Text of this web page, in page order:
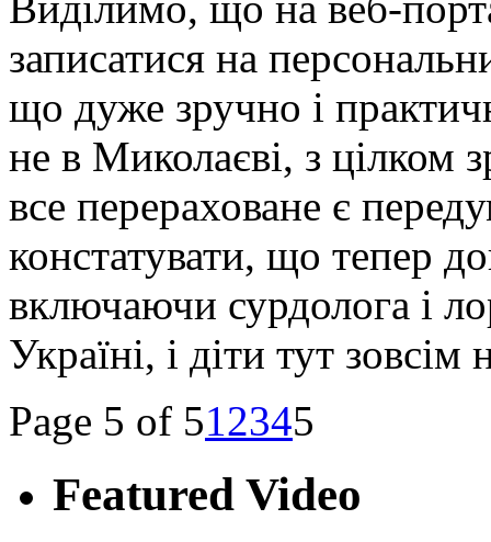
записатися на
що дуже зручно і
не в Миколаєві, з цілком
все перераховане є
констатувати, що тепер
включаючи сурдолога і
Україні, і діти тут
Page 5 of 512345
Featured Video